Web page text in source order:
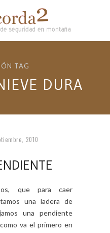
TAG
DURA
2010
que para caer
una ladera de
una pendiente
va el primero en